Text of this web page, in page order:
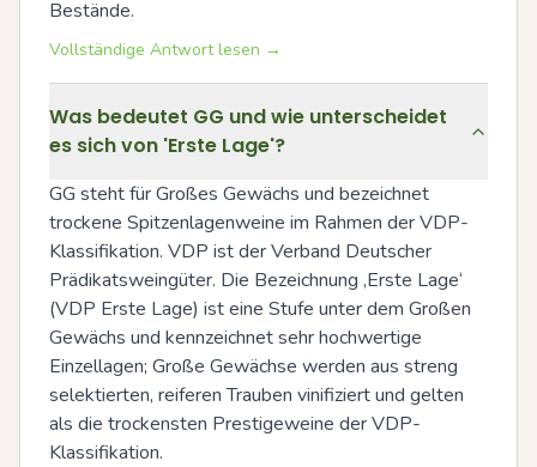
Bestände.
Vollständige Antwort lesen →
Was bedeutet GG und wie unterscheidet
es sich von 'Erste Lage'?
GG steht für Großes Gewächs und bezeichnet
trockene Spitzenlagenweine im Rahmen der VDP-
Klassifikation. VDP ist der Verband Deutscher
Prädikatsweingüter. Die Bezeichnung ‚Erste Lage‘
(VDP Erste Lage) ist eine Stufe unter dem Großen
Gewächs und kennzeichnet sehr hochwertige
Einzellagen; Große Gewächse werden aus streng
selektierten, reiferen Trauben vinifiziert und gelten
als die trockensten Prestigeweine der VDP-
Klassifikation.